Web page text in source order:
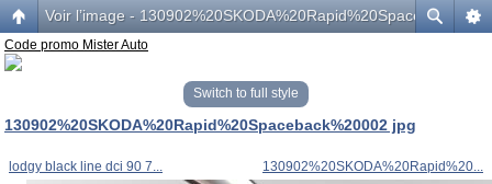
Voir l’image -
Code promo Mister Auto
Switch to full style
130902%20SKODA%20Rapid%20Spaceback%20002 jpg
lodgy black line dci 90 7... 130902%20SKODA%20Rapid%20...